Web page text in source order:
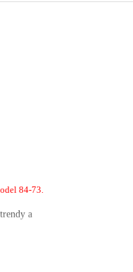
84-73.
a